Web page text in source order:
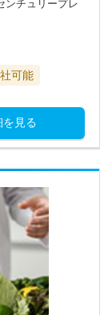
ンチュリープレ
可能
を見る